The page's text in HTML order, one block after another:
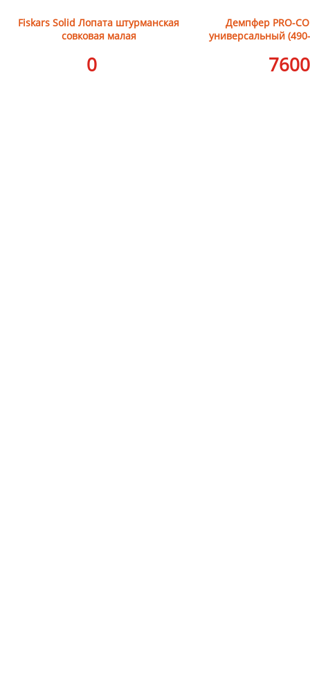
Fiskars Solid Лопата штурманская
совковая малая
0
Демпфер PRO-
универсальный
7600